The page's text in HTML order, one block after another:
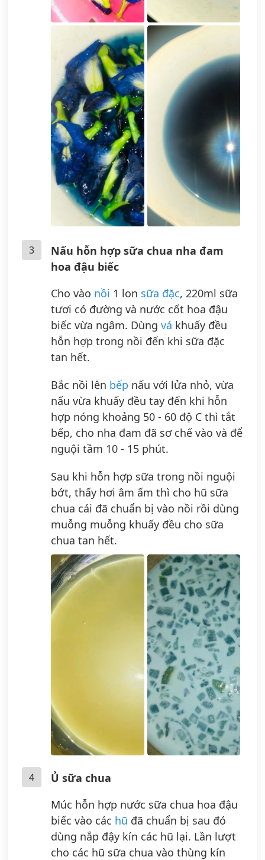
3
Nấu hỗn hợp sữa chua nha đam
hoa đậu biếc
Cho vào nồi 1 lon sữa đặc, 220ml sữa
tươi có đường và nước cốt hoa đậu
biếc vừa ngâm. Dùng vá khuấy đều
hỗn hợp trong nồi đến khi sữa đặc
tan hết.
Bắc nồi lên bếp nấu với lửa nhỏ, vừa
nấu vừa khuấy đều tay đến khi hỗn
hợp nóng khoảng 50 - 60 độ C thì tắt
bếp, cho nha đam đã sơ chế vào và để
nguội tầm 10 - 15 phút.
Sau khi hỗn hợp sữa trong nồi nguội
bớt, thấy hơi âm ấm thì cho hũ sữa
chua cái đã chuẩn bị vào nồi rồi dùng
muỗng muỗng khuấy đều cho sữa
chua tan hết.
4
Ủ sữa chua
Múc hỗn hợp nước sữa chua hoa đậu
biếc vào các hũ đã chuẩn bị sau đó
dùng nắp đậy kín các hũ lại. Lần lượt
cho các hũ sữa chua vào thùng kín